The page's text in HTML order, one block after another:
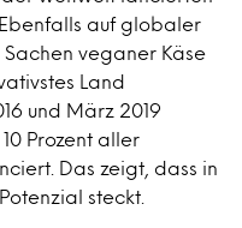
auf globaler
Sachen veganer Käse
Land
und März 2019
Prozent aller
Das zeigt, dass in
steckt.